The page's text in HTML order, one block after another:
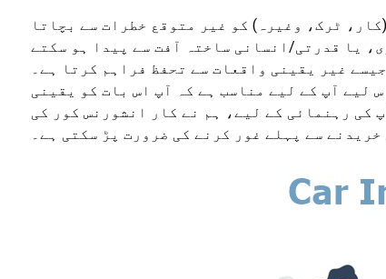
ٹرک، وغیرہ) کو غیر متوقع خطرات سے بچاتا
یا قدرتی/انسانی ساختہ آفت سے پیدا ہو سکتے
غیر یقینی واقعات سے تحفظ فراہم کرتا ہے۔
لیے آپ کے لیے مناسب ہے کہ آپ اس بات کو یقینی
کی رہنمائی کے لیے، ہم نے کار انشورنس کور کی
سے پہلے غور کرنے کی ضرورت پڑ سکتی ہے۔